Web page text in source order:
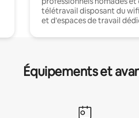
télétravail disposant du wifi
et d'espaces de travail
Équipements et